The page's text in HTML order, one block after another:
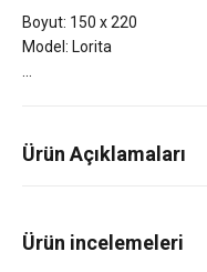
Boyut: 150 x 220
Model: Lorita
Ürün Açıklamaları